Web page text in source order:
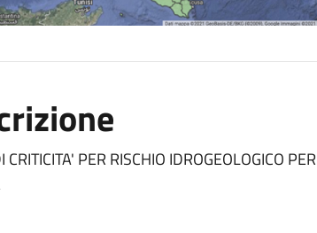
CRITICITA' PER RISCHIO IDROGEOLOGICO